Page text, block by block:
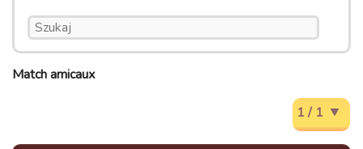
Match amicaux
1 / 1